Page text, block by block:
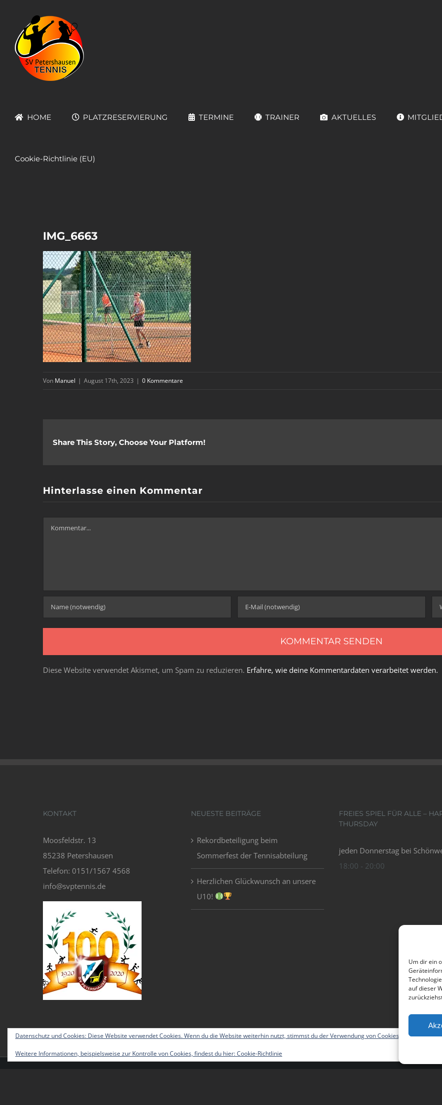
Um dir ein
auf dieser
springen
HOME PLATZRESERVIERUNG TERMINE TRAINER AKTUELLES
Cookie-Richtlinie (EU)
IMG_6663
Von Manuel | August 17th, 2023 | 0 Kommentare
Share This Story, Choose Your Platform!
Hinterlasse einen Kommentar
Kommentar
Diese Website verwendet Akismet, um Spam zu reduzieren. Erfahre, wie deine Kommentardaten verarbeitet werden.
KONTAKT
Moosfeldstr. 13
85238 Petershausen
Telefon: 0151/1567 4568
info@svptennis.de
NEUESTE BEITRÄGE
Rekordbeteiligung beim
Sommerfest der Tennisabteilung
Herzlichen Glückwunsch an unsere
U10!
FREIES SPIEL FÜR ALLE –
THURSDAY
jeden Donnerstag bei
18:00 - 20:00
Datenschutz und Cookies: Diese Website verwendet Cookies. Wenn du die Website weiterhin nutzt, stimmst du der Verwendung von Cookies zu.
Weitere Informationen, beispielsweise zur Kontrolle von Cookies, findest du hier:Cookie-Richtlinie